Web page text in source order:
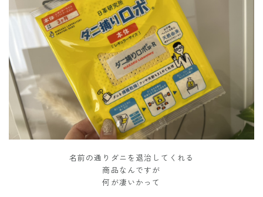
名前の通りダニを退治してくれる
商品なんですが
何が凄いかって